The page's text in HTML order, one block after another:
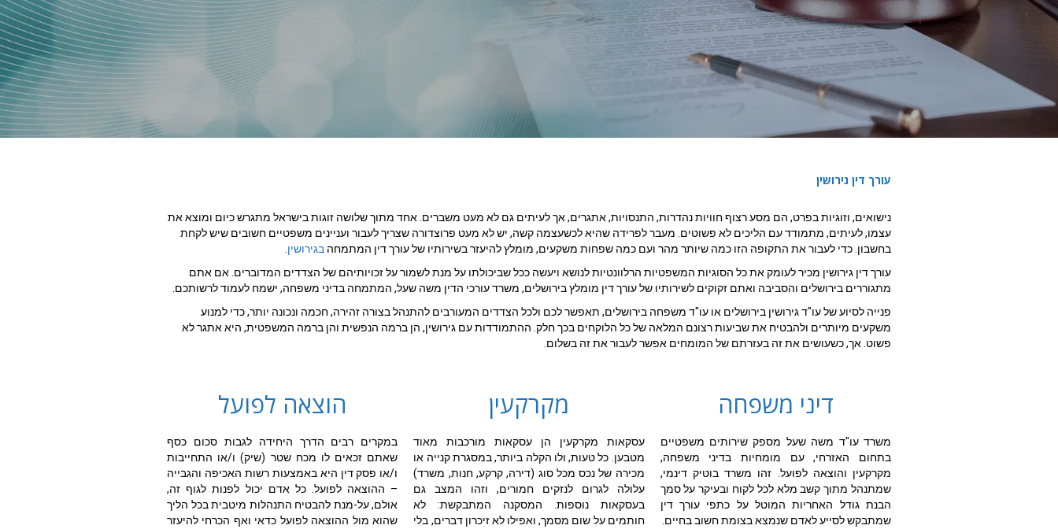
משרד עורכי דין משה שעל
עורך דין גירושין
ליצירת קשר
עורך דין גירושין
נישואים, וזוגיות בפרט, הם מסע רצוף חוויות נהדרות, התנסויות, אתגרים, אך לעיתים גם לא מעט משברים. אחד מתוך שלושה זוגות בישראל מתגרש כיום ומוצא את
עצמו, לעיתים, מתמודד עם הליכים לא פשוטים. מעבר לפרידה שהיא לכשעצמה קשה, יש לא מעט פרוצדורה שצריך לעבור ועניינים משפטיים חשובים שיש לקחת
בחשבון. כדי לעבור את התקופה הזו כמה שיותר מהר ועם כמה שפחות משקעים, מומלץ להיעזר בשירותיו של עורך דין המתמחה בגירושין
עורך דין גירושין מכיר לעומק את כל הסוגיות המשפטיות הרלוונטיות לנושא ויעשה ככל שביכולתו על מנת לשמור על זכויותיהם של הצדדים המדוברים. אם אתם
מתגוררים בירושלים והסביבה ואתם זקוקים לשירותיו של עורך דין מומלץ בירושלים, משרד עורכי הדין משה שעל, המתמחה בדיני משפחה, ישמח לעמוד לרשותכם.
פנייה לסיוע של עו"ד גירושין בירושלים או עו"ד משפחה בירושלים, תאפשר לכם ולכל הצדדים המעורבים להתנהל בצורה זהירה, חכמה ונכונה יותר, כדי למנוע
משקעים מיותרים ולהבטיח את שביעות רצונם המלאה של כל הלוקחים בכך חלק. ההתמודדות עם גירושין, הן ברמה הנפשית והן ברמה המשפטית, היא אתגר לא
פשוט. אך, כשעושים את זה בעזרתם של המומחים אפשר לעבור את זה בשלום.
דיני משפחה
משרד עו"ד משה שעל מספק שירותים משפטיים
בתחום האזרחי, עם מומחיות בדיני משפחה,
מקרקעין והוצאה לפועל. זהו משרד בוטיק דינמי,
שמתנהל מתוך קשב מלא לכל לקוח ובעיקר על סמך
הבנת גודל האחריות המוטל על כתפי עורך דין
שמתבקש לסייע לאדם שנמצא בצומת חשוב בחיים.
מקרקעין
עסקאות מקרקעין הן עסקאות מורכבות מאוד
מטבען. כל טעות, ולו הקלה ביותר, במסגרת קנייה או
מכירה של נכס מכל סוג (דירה, קרקע, חנות, משרד)
עלולה לגרום לנזקים חמורים, וזהו המצב גם
בעסקאות נוספות. המסקנה המתבקשת: לא
חותמים על שום מסמך, ואפילו לא זיכרון דברים, בלי
הוצאה לפועל
במקרים רבים הדרך היחידה לגבות סכום כסף
שאתם זכאים לו מכח שטר (שיק) ו/או התחייבות
ו/או פסק דין היא באמצעות רשות האכיפה והגבייה
– ההוצאה לפועל. כל אדם יכול לפנות לגוף זה,
אולם, על-מנת להבטיח התנהלות מיטבית בכל הליך
שהוא מול ההוצאה לפועל כדאי ואף הכרחי להיעזר